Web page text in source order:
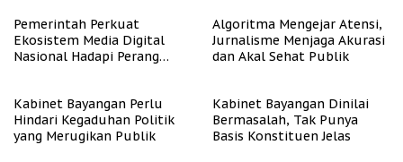
Pemerintah Perkuat
Ekosistem Media Digital
Nasional Hadapi Perang
Algoritma Mengejar Atensi,
Jurnalisme Menjaga Akurasi
dan Akal Sehat Publik
Kabinet Bayangan Perlu
Hindari Kegaduhan Politik
yang Merugikan Publik
Kabinet Bayangan Dinilai
Bermasalah, Tak Punya
Basis Konstituen Jelas